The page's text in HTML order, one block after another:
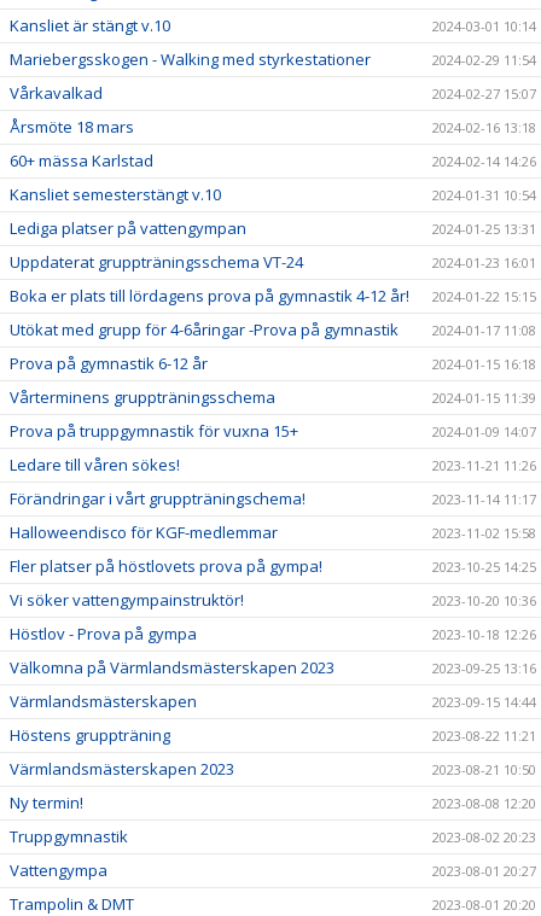
Kansliet är stängt v.10 2024-03-01 10:14
Mariebergsskogen - Walking med styrkestationer 2024-02-29 11:54
Vårkavalkad 2024-02-27 15:07
Årsmöte 18 mars 2024-02-16 13:18
60+ mässa Karlstad 2024-02-14 14:26
Kansliet semesterstängt v.10 2024-01-31 10:54
Lediga platser på vattengympan 2024-01-25 13:31
Uppdaterat gruppträningsschema VT-24 2024-01-23 16:01
Boka er plats till lördagens prova på gymnastik 4-12 år! 2024-01-22 15:15
Utökat med grupp för 4-6åringar -Prova på gymnastik 2024-01-17 11:08
Prova på gymnastik 6-12 år 2024-01-15 16:18
Vårterminens gruppträningsschema 2024-01-15 11:39
Prova på truppgymnastik för vuxna 15+ 2024-01-09 14:07
Ledare till våren sökes! 2023-11-21 11:26
Förändringar i vårt gruppträningschema! 2023-11-14 11:17
Halloweendisco för KGF-medlemmar 2023-11-02 15:58
Fler platser på höstlovets prova på gympa! 2023-10-25 14:25
Vi söker vattengympainstruktör! 2023-10-20 10:36
Höstlov - Prova på gympa 2023-10-18 12:26
Välkomna på Värmlandsmästerskapen 2023 2023-09-25 13:16
Värmlandsmästerskapen 2023-09-15 14:44
Höstens gruppträning 2023-08-22 11:21
Värmlandsmästerskapen 2023 2023-08-21 10:50
Ny termin! 2023-08-08 12:20
Truppgymnastik 2023-08-02 20:23
Vattengympa 2023-08-01 20:27
Trampolin & DMT 2023-08-01 20:20